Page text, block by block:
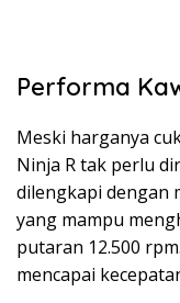
Performa
Meski harganya
Ninja R tak perlu
dilengkapi dengan
yang mampu
putaran 12.500
mencapai